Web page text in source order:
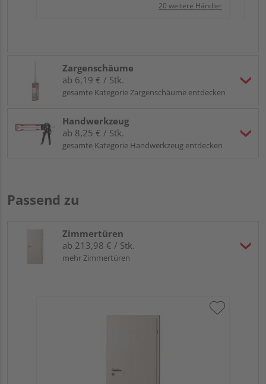
20 weitere Händler
Zargenschäume
ab 6,19 € / Stk.
gesamte Kategorie Zargenschäume entdecken
Handwerkzeug
ab 8,25 € / Stk.
gesamte Kategorie Handwerkzeug entdecken
Passend zu
Zimmertüren
ab 213,98 € / Stk.
mehr Zimmertüren